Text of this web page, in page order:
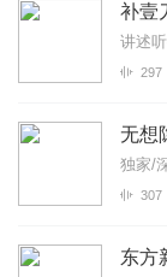
补壹
讲述
297
无想
独家/
307
东方